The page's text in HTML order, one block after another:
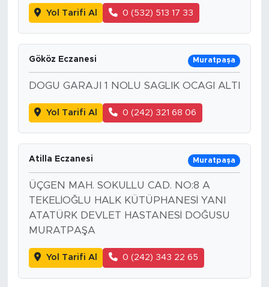
Yol Tarifi Al 0 (532) 513 17 33
Gököz Eczanesi Muratpaşa
DOGU GARAJI 1 NOLU SAGLIK OCAGI ALTI
Yol Tarifi Al 0 (242) 321 68 06
Atilla Eczanesi Muratpaşa
ÜÇGEN MAH. SOKULLU CAD. NO:8 A
TEKELİOĞLU HALK KÜTÜPHANESİ YANI
ATATÜRK DEVLET HASTANESİ DOĞUSU
MURATPAŞA
Yol Tarifi Al 0 (242) 343 22 65